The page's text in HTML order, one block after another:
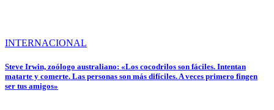
INTERNACIONAL
Steve Irwin, zoólogo australiano: «Los cocodrilos son fáciles. Intentan
matarte y comerte. Las personas son más difíciles. A veces primero fingen
ser tus amigos»